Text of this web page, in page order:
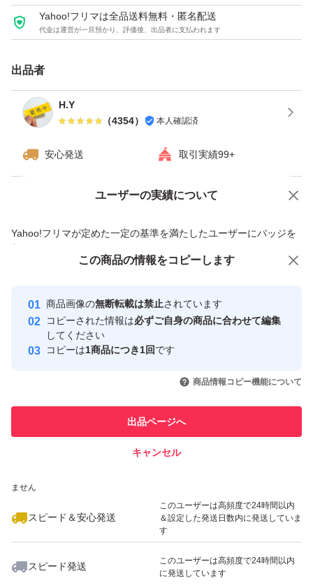
Yahoo!フリマは全品送料無料・匿名配送
代金は運営が一旦預かり、評価後、出品者に支払われます
出品者
H.Y
（4354） 本人確認済
安心発送 取引実績99+
ユーザーの実績について
Yahoo!フリマが定めた一定の基準を満たしたユーザーにバッジを
付与しています
安心取引出品者
心・安全なユーザーです
取引実績
引を完了させた実績があります
での取引実績があります
ません
スピード＆安心発送
このユーザーは高頻度で24時間以内
＆設定した発送日数内に発送していま
す
スピード発送
このユーザーは高頻度で24時間以内
に発送しています
価格の相談 商品への質問
この商品の情報をコピーします
商品画像の無断転載は禁止されています
コピーされた情報は必ずご自身の商品に合わせて編集
してください
コピーは1商品につき1回です
商品情報コピー機能について
出品ページへ
キャンセル
この商品をみている人にオススメ
いいね！
7,400